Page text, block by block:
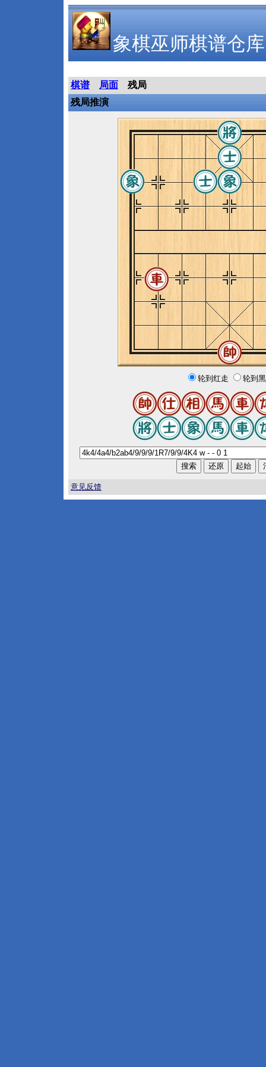
象棋巫师棋谱仓库
棋谱 局面
残局
残局推演
轮到红走 轮到
意见反馈